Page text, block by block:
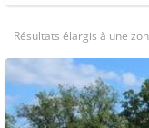
Résultats élargis à une